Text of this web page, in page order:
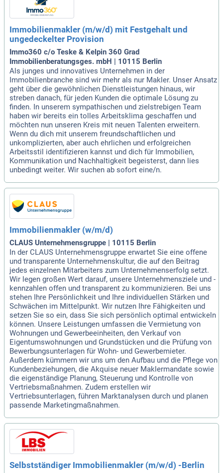
Immobilienmakler (m/w/d) mit Festgehalt und
ungedeckelter Provision
Immo360 c/o Teske & Kelpin 360 Grad
Immobilienberatungsges. mbH | 10115 Berlin
Als junges und innovatives Unternehmen in der
Immobilienbranche sind wir mehr als nur Makler. Unser Ansatz
geht über die gewöhnlichen Dienstleistungen hinaus, wir
streben danach, für jeden Kunden die optimale Lösung zu
finden. In unserem sympathischen und zielstrebigen Team
haben wir bereits ein tolles Arbeitsklima geschaffen und
möchten nun unseren Kreis mit neuen Talenten erweitern.
Wenn du dich mit unserem freundschaftlichen und
unkomplizierten, aber auch ehrlichen und erfolgreichen
Arbeitsstil identifizieren kannst und dich für Immobilien,
Kommunikation und Nachhaltigkeit begeisterst, dann lies
unbedingt weiter. Wir suchen ab sofort eine/n.
Immobilienmakler (w/m/d)
CLAUS Unternehmensgruppe | 10115 Berlin
In der CLAUS Unternehmensgruppe erwartet Sie eine offene
und transparente Unternehmenskultur, die auf den Beitrag
jedes einzelnen Mitarbeiters zum Unternehmenserfolg setzt.
Wir legen großen Wert darauf, unsere Unternehmensziele und -
kennzahlen offen und transparent zu kommunizieren. Bei uns
stehen Ihre Persönlichkeit und Ihre individuellen Stärken und
Schwächen im Mittelpunkt. Wir nutzen Ihre Fähigkeiten und
setzen Sie so ein, dass Sie sich persönlich optimal entwickeln
können. Unsere Leistungen umfassen die Vermietung von
Wohnungen und Gewerbeeinheiten, den Verkauf von
Eigentumswohnungen und Grundstücken und die Prüfung von
Bewerbungsunterlagen für Wohn- und Gewerbemieter.
Außerdem kümmern wir uns um den Aufbau und die Pflege von
Kundenbeziehungen, die Akquise neuer Maklermandate sowie
die eigenständige Planung, Steuerung und Kontrolle von
Vertriebsmaßnahmen. Zudem erstellen wir
Vertriebsunterlagen, führen Marktanalysen durch und planen
passende Marketingmaßnahmen.
Selbstständiger Immobilienmakler (m/w/d) -Berlin